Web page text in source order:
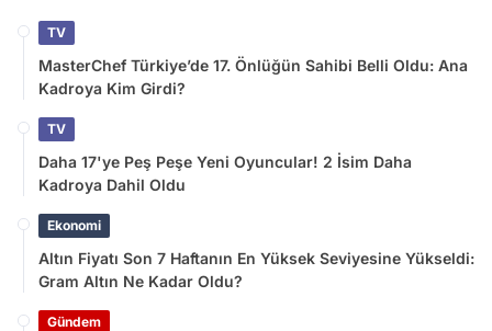
TV
MasterChef Türkiye’de 17. Önlüğün Sahibi Belli Oldu: Ana
Kadroya Kim Girdi?
TV
Daha 17'ye Peş Peşe Yeni Oyuncular! 2 İsim Daha
Kadroya Dahil Oldu
Ekonomi
Altın Fiyatı Son 7 Haftanın En Yüksek Seviyesine Yükseldi:
Gram Altın Ne Kadar Oldu?
Gündem